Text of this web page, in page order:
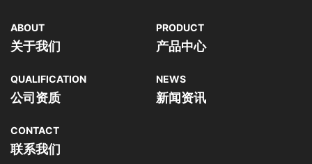
ABOUT
关于我们
PRODUCT
产品中心
QUALIFICATION
公司资质
NEWS
新闻资讯
CONTACT
联系我们